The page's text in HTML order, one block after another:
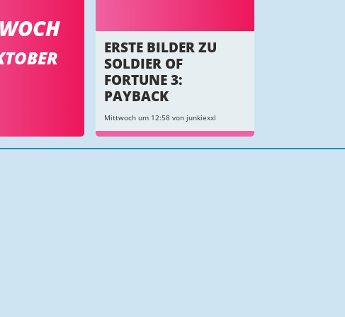
ERSTE BILDER ZU
SOLDIER OF
FORTUNE 3:
PAYBACK
Mittwoch um 12:58 von junkiexxl